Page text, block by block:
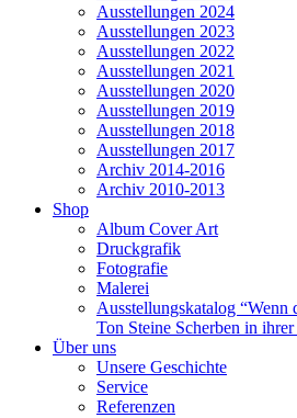
Ausstellungen 2024
Ausstellungen 2023
Ausstellungen 2022
Ausstellungen 2021
Ausstellungen 2020
Ausstellungen 2019
Ausstellungen 2018
Ausstellungen 2017
Archiv 2014-2016
Archiv 2010-2013
Shop
Album Cover Art
Druckgrafik
Fotografie
Malerei
Ausstellungskatalog “Wenn
Ton Steine Scherben in
Über uns
Unsere Geschichte
Service
Referenzen